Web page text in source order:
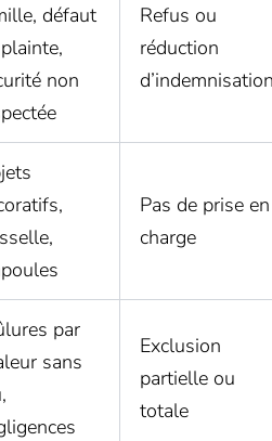
défaut
non
Refus ou
réduction
Pas de prise en
charge
par
sans
Exclusion
partielle ou
totale